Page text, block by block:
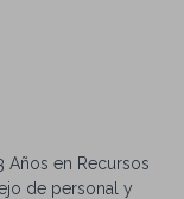
Años en Recursos
de personal y